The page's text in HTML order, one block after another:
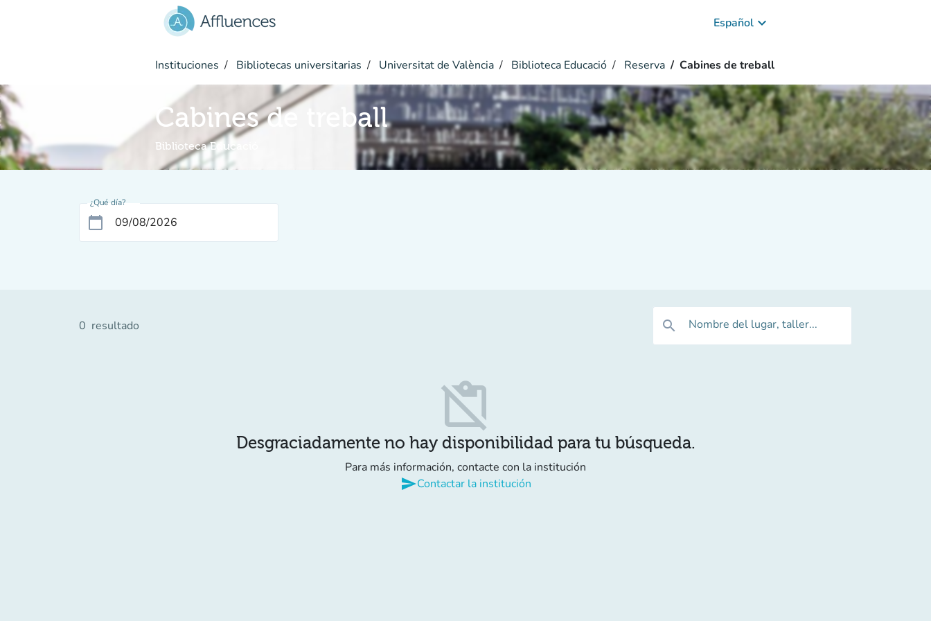
Español keyboard_arrow_down
Instituciones Bibliotecas universitarias Universitat de València Biblioteca Educació Reserva Cabines de treball
Cabines de treball
Biblioteca Educació
¿Qué día?
calendar_today
0 resultado search Nombre del lugar, taller...
content_paste_off
Desgraciadamente no hay disponibilidad para tu búsqueda.
Para más información, contacte con la institución
sendContactar la institución